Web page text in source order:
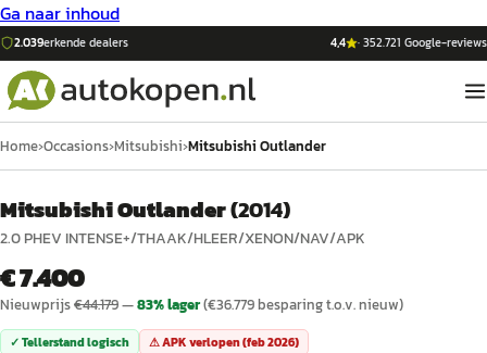
Ga naar inhoud
2.039erkende dealers 4,4 ·352.721 Google-reviews
Home›Occasions›Mitsubishi›Mitsubishi Outlander
Mitsubishi Outlander(2014)
2.0 PHEV INTENSE+/THAAK/HLEER/XENON/NAV/APK
€ 7.400
Nieuwprijs€44.179—83% lager(€36.779besparing t.o.v. nieuw)
✓ Tellerstand logisch ⚠ APK verlopen (feb 2026)